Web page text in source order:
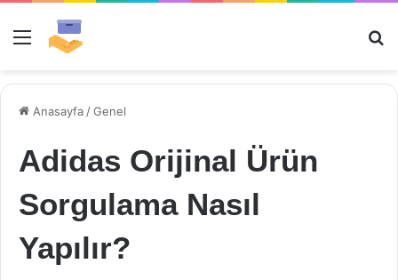
Menü
Anasayfa /Genel
Adidas Orijinal Ürün
Sorgulama Nasıl
Yapılır?